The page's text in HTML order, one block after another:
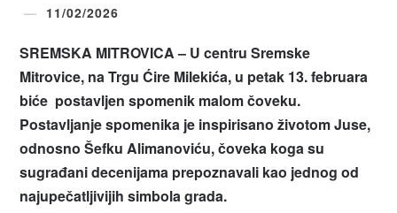
11/02/2026
SREMSKA MITROVICA – U centru Sremske
Mitrovice, na Trgu Ćire Milekića, u petak 13. februara
biće postavljen spomenik malom čoveku.
Postavljanje spomenika je inspirisano životom Juse,
odnosno Šefku Alimanoviću, čoveka koga su
sugrađani decenijama prepoznavali kao jednog od
najupečatljivijih simbola grada.